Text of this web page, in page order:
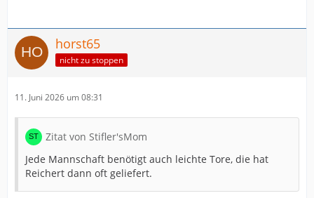
horst65
nicht zu stoppen
11. Juni 2026 um 08:31
Zitat von Stifler'sMom
Jede Mannschaft benötigt auch leichte Tore, die hat
Reichert dann oft geliefert.